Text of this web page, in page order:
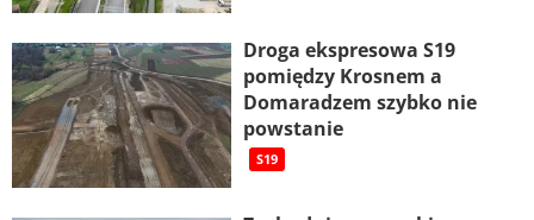
Droga ekspresowa S19
pomiędzy Krosnem a
Domaradzem szybko nie
powstanie
S19